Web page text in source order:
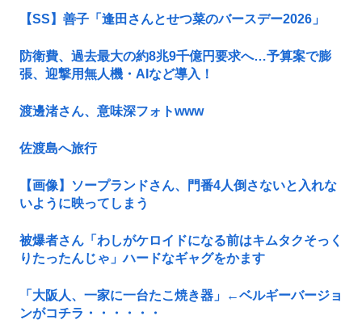
【SS】善子「逢田さんとせつ菜のバースデー2026」
防衛費、過去最大の約8兆9千億円要求へ…予算案で膨
張、迎撃用無人機・AIなど導入！
渡邊渚さん、意味深フォトwww
佐渡島へ旅行
【画像】ソープランドさん、門番4人倒さないと入れな
いように映ってしまう
被爆者さん「わしがケロイドになる前はキムタクそっく
りたったんじゃ」ハードなギャグをかます
「大阪人、一家に一台たこ焼き器」←ベルギーバージョ
ンがコチラ・・・・・・